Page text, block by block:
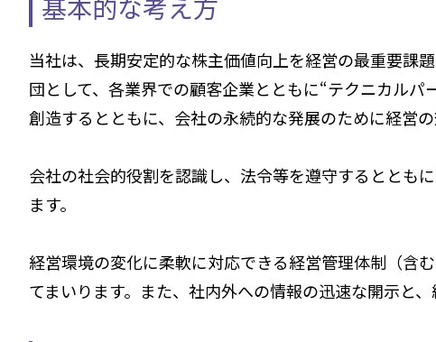
基本的な考え方
当社は、長期安定的な株主価値向上を経営の最重要課
団として、各業界での顧客企業とともに“テクニカル
創造するとともに、会社の永続的な発展のために経営
会社の社会的役割を認識し、法令等を遵守するととも
ます。
経営環境の変化に柔軟に対応できる経営管理体制（含
てまいります。また、社内外への情報の迅速な開示と、